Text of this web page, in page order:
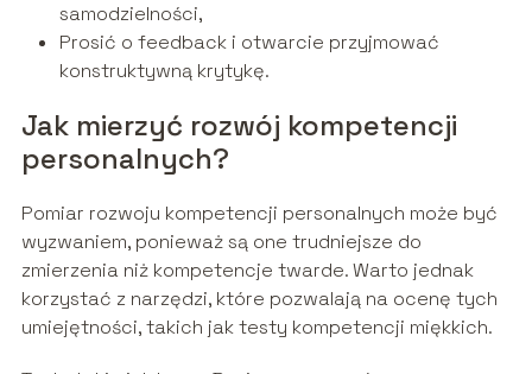
samodzielności,
Prosić o feedback i otwarcie przyjmować
konstruktywną krytykę.
Jak mierzyć rozwój kompetencji
personalnych?
Pomiar rozwoju kompetencji personalnych może być
wyzwaniem, ponieważ są one trudniejsze do
zmierzenia niż kompetencje twarde. Warto jednak
korzystać z narzędzi, które pozwalają na ocenę tych
umiejętności, takich jak testy kompetencji miękkich.